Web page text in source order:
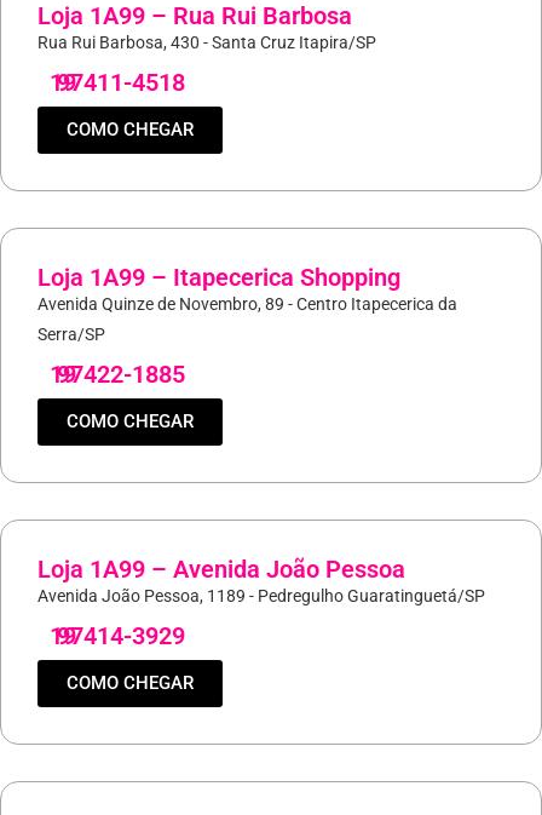
Loja 1A99 – Rua Rui Barbosa
Rua Rui Barbosa, 430 - Santa Cruz Itapira/SP
19
97411-4518
COMO CHEGAR
Loja 1A99 – Itapecerica Shopping
Avenida Quinze de Novembro, 89 - Centro Itapecerica da
Serra/SP
19
97422-1885
COMO CHEGAR
Loja 1A99 – Avenida João Pessoa
Avenida João Pessoa, 1189 - Pedregulho Guaratinguetá/SP
19
97414-3929
COMO CHEGAR